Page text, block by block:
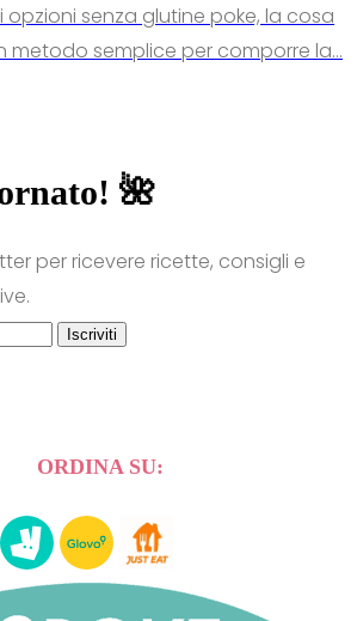
senza glutine poke, la cosa
metodo semplice per comporre la...
🌺
per ricevere ricette, consigli e
Iscriviti
ORDINA SU: